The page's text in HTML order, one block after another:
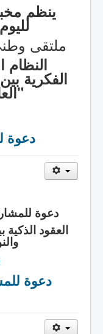
ينظم
ملتقى
الفكرية
العام وضمان حقوق المبتكر"
دعوة
العقود الذكية
دعوة